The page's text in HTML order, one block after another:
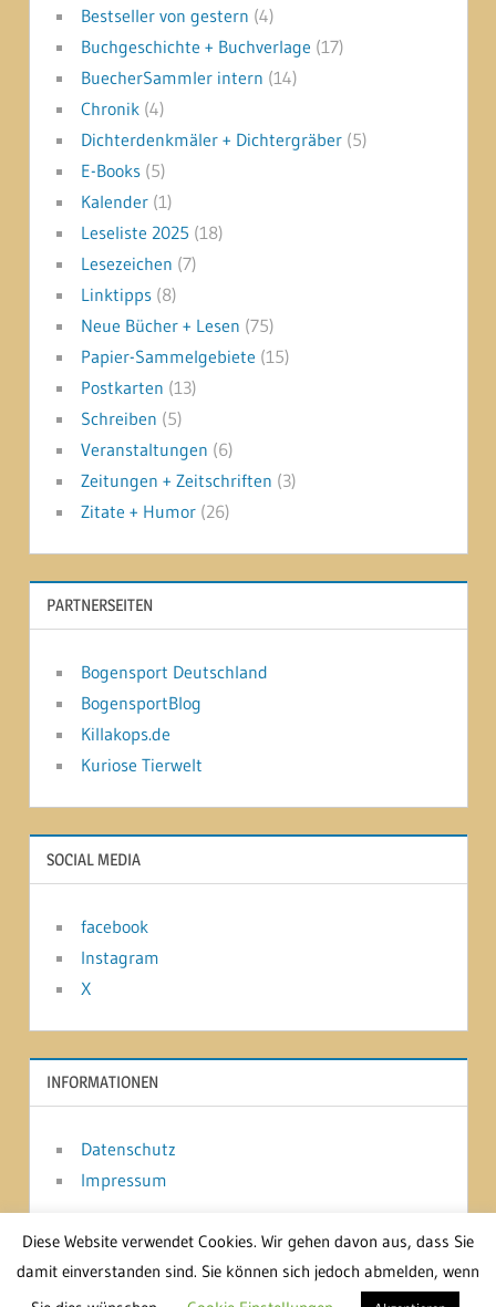
Bestseller von gestern (4)
Buchgeschichte + Buchverlage (17)
BuecherSammler intern (14)
Chronik(4)
Dichterdenkmäler + Dichtergräber(5)
E-Books(5)
Kalender(1)
Leseliste 2025 (18)
Lesezeichen (7)
Linktipps(8)
Neue Bücher + Lesen (75)
Papier-Sammelgebiete (15)
Postkarten (13)
Schreiben (5)
Veranstaltungen (6)
Zeitungen + Zeitschriften (3)
Zitate + Humor(26)
PARTNERSEITEN
Bogensport Deutschland
BogensportBlog
Killakops.de
Kuriose Tierwelt
SOCIAL MEDIA
facebook
Instagram
X
INFORMATIONEN
Datenschutz
Impressum
WordPress-Theme: Treville von ThemeZee.
Diese Website verwendet Cookies. Wir gehen davon aus, dass Sie
damit einverstanden sind. Sie können sich jedoch abmelden, wenn